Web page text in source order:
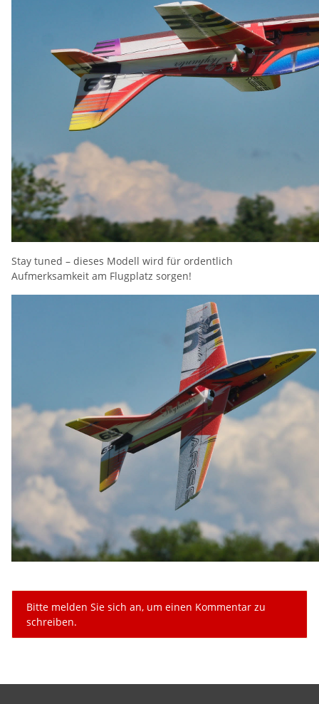
Stay tuned – dieses Modell wird für ordentlich
Aufmerksamkeit am Flugplatz sorgen!
x
Bitte melden Sie sich an, um einen Kommentar zu
schreiben.